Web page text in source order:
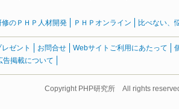
修のＰＨＰ人材開発 ＰＨＰオンライン 比べない、
レゼント お問合せ Webサイトご利用にあたって
告掲載について
Copyright PHP研究所 All rights